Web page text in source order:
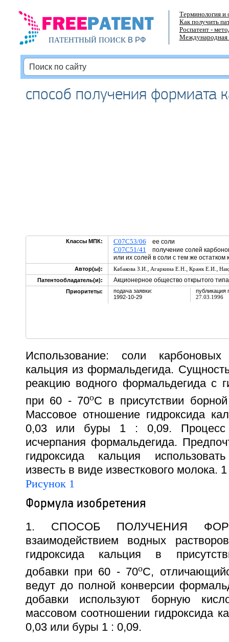
ПАТЕНТНЫЙ ПОИСКВ РФ
Терминология и
Как получить
Роспатент -
Международная
способ получения формиата
Классы МПК: C07C53/06 ее соли
C07C51/41 получение солей
или их солей в соли с тем же остатком
Автор(ы): Кабакова З.И. , Агаркина Е.Н. , Кранк Е.И. ,
Патентообладатель(и):
Акционерное общество открытого
Приоритеты:
подача заявки:
1992-10-29
публикация
27.03.1996
Использование: соли
кальция из формальдегида.
реакцию водного формальдегида с
при 60 - 70oС в присутствии
Массовое отношение гидроксида
0,03 или буры 1 : 0,09. Процесс
исчерпания формальдегида.
гидроксида кальция
известь в виде известкового молока.
Рисунок 1
Формула изобретения
1. СПОСОБ ПОЛУЧЕНИЯ
взаимодействием водных
гидроксида кальция в
добавки при 60 - 70oС,
ведут до полной конверсии
добавки используют борную
массовом соотношении гидроксида
0,03 или буры 1 : 0,09.